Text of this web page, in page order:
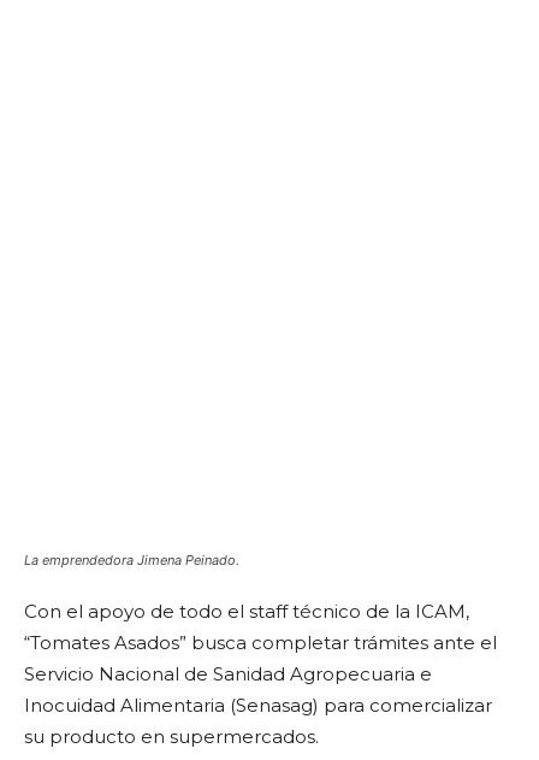
La emprendedora Jimena Peinado.
Con el apoyo de todo el staff técnico de la ICAM,
“Tomates Asados” busca completar trámites ante el
Servicio Nacional de Sanidad Agropecuaria e
Inocuidad Alimentaria (Senasag) para comercializar
su producto en supermercados.